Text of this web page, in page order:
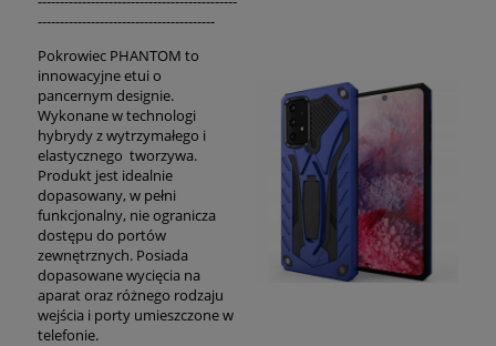
----------------------------------------
Pokrowiec PHANTOM to
innowacyjne etui o
pancernym designie.
Wykonane w technologi
hybrydy z wytrzymałego i
elastycznego tworzywa.
Produkt jest idealnie
dopasowany, w pełni
funkcjonalny, nie ogranicza
dostępu do portów
zewnętrznych. Posiada
dopasowane wycięcia na
aparat oraz różnego rodzaju
wejścia i porty umieszczone w
telefonie.